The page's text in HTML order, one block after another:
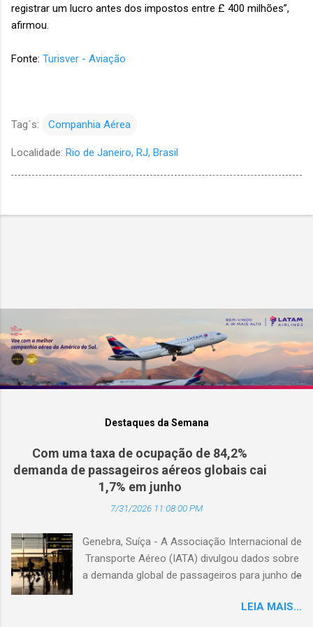
registrar um lucro antes dos impostos entre £ 400 milhões”,
afirmou.
Fonte: Turisver - Aviação
Tag´s: Companhia Aérea
Localidade: Rio de Janeiro, RJ, Brasil
Destaques da Semana
Com uma taxa de ocupação de 84,2%
demanda de passageiros aéreos globais cai
1,7% em junho
7/31/2026 11:08:00 PM
Genebra, Suíça - A Associação Internacional de
Transporte Aéreo (IATA) divulgou dados sobre
a demanda global de passageiros para junho de
passageiros-quilômetro pagos (RPK), caiu 1,7%
LEIA MAIS...